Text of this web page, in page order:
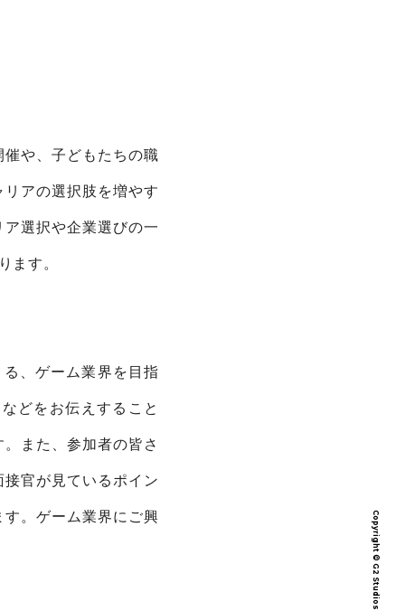
景
や、子どもたちの職
アの選択肢を増やす
選択や企業選びの一
ます。
、ゲーム業界を目指
どをお伝えすること
また、参加者の皆さ
官が見ているポイン
。ゲーム業界にご興